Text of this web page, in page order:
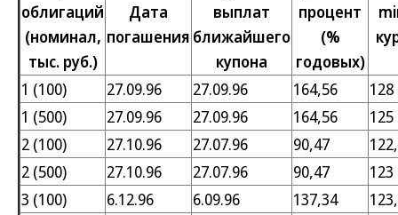
облигаций
(номинал,
тыс. руб.)
Дата
погашения
выплат
ближайшего
купона
процент
(%
годовых)
1 (100) 27.09.96 27.09.96 164,56
128
1 (500)
27.09.96 27.09.96 164,56
125
2 (100)
27.10.96 27.07.96 90,47
2 (500)
27.10.96 27.07.96 90,47
123
3 (100)
6.12.96 6.09.96 137,34